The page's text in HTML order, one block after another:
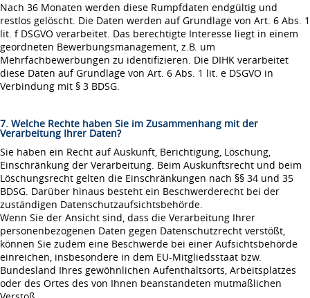
Nach 36 Monaten werden diese Rumpfdaten endgültig und
restlos gelöscht. Die Daten werden auf Grundlage von Art. 6 Abs. 1
lit. f DSGVO verarbeitet. Das berechtigte Interesse liegt in einem
geordneten Bewerbungsmanagement, z.B. um
Mehrfachbewerbungen zu identifizieren. Die DIHK verarbeitet
diese Daten auf Grundlage von Art. 6 Abs. 1 lit. e DSGVO in
Verbindung mit § 3 BDSG.
7. Welche Rechte haben Sie im Zusammenhang mit der
Verarbeitung Ihrer Daten?
Sie haben ein Recht auf Auskunft, Berichtigung, Löschung,
Einschränkung der Verarbeitung. Beim Auskunftsrecht und beim
Löschungsrecht gelten die Einschränkungen nach §§ 34 und 35
BDSG. Darüber hinaus besteht ein Beschwerderecht bei der
zuständigen Datenschutzaufsichtsbehörde.
Wenn Sie der Ansicht sind, dass die Verarbeitung Ihrer
personenbezogenen Daten gegen Datenschutzrecht verstößt,
können Sie zudem eine Beschwerde bei einer Aufsichtsbehörde
einreichen, insbesondere in dem EU-Mitgliedsstaat bzw.
Bundesland Ihres gewöhnlichen Aufenthaltsorts, Arbeitsplatzes
oder des Ortes des von Ihnen beanstandeten mutmaßlichen